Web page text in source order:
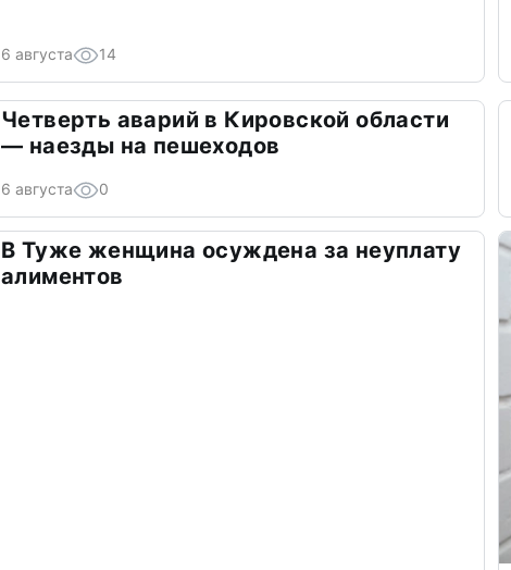
6 августа 14
Четверть аварий в Кировской области
— наезды на пешеходов
6 августа 0
В Туже женщина осуждена за неуплату
алиментов